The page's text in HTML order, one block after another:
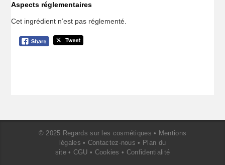
Aspects réglementaires
Cet ingrédient n’est pas réglementé.
© 2025 Regards sur les cosmétiques • Mentions
légales • Contactez-nous • Plan du
site• CGU • Cookies • Confidentialité